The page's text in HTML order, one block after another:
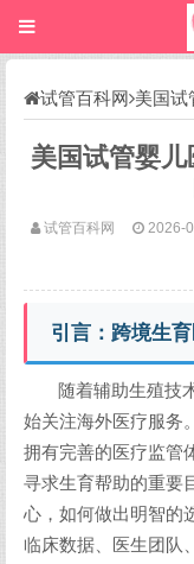
试管百科网 美国试
美国试管婴
试管百科网 2026-
引言：跨境生
随着辅助生殖技
始关注海外医疗服务
拥有完善的医疗监管
寻求生育帮助的重要
心，如何做出明智的
临床数据、医生团队